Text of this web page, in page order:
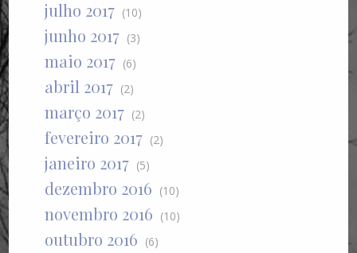
julho 2017 (10)
junho 2017 (3)
maio 2017 (6)
abril 2017 (2)
março 2017 (2)
fevereiro 2017 (2)
janeiro 2017 (5)
dezembro 2016 (10)
novembro 2016 (10)
outubro 2016 (6)